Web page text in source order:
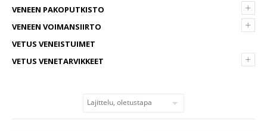
+
VENEEN PAKOPUTKISTO
+
VENEEN VOIMANSIIRTO
VETUS VENEISTUIMET
+
VETUS VENETARVIKKEET